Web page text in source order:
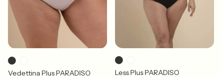
Vedettina Plus PARADISO Less Plus PARADISO